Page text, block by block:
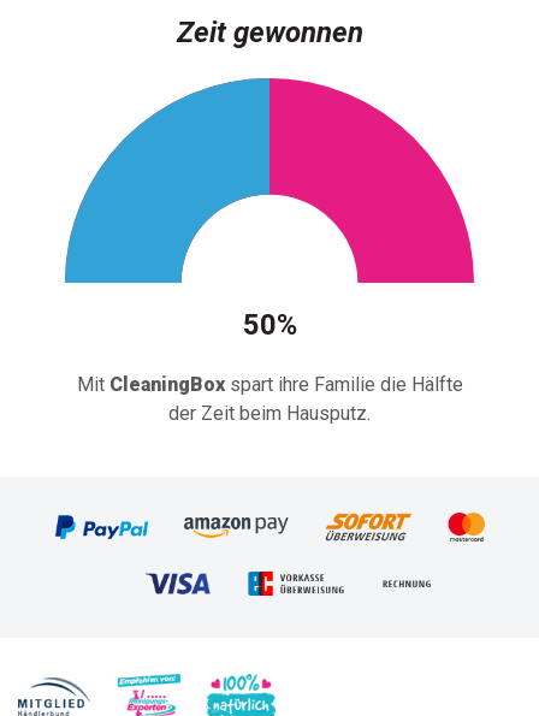
Zeit gewonnen
50%
Mit CleaningBoxspart ihre Familie die Hälfte
der Zeit beim Hausputz.